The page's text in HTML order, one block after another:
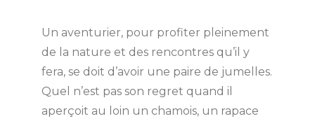
Un aventurier, pour profiter pleinement
de la nature et des rencontres qu’il y
fera, se doit d’avoir une paire de jumelles.
Quel n’est pas son regret quand il
aperçoit au loin un chamois, un rapace